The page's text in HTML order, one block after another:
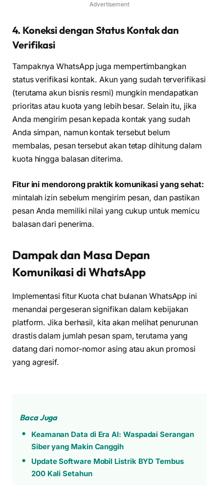
Advertisement
4. Koneksi dengan Status Kontak dan
Verifikasi
Tampaknya WhatsApp juga mempertimbangkan
status verifikasi kontak. Akun yang sudah terverifikasi
(terutama akun bisnis resmi) mungkin mendapatkan
prioritas atau kuota yang lebih besar. Selain itu, jika
Anda mengirim pesan kepada kontak yang sudah
Anda simpan, namun kontak tersebut belum
membalas, pesan tersebut akan tetap dihitung dalam
kuota hingga balasan diterima.
Fitur ini mendorong praktik komunikasi yang sehat:
mintalah izin sebelum mengirim pesan, dan pastikan
pesan Anda memiliki nilai yang cukup untuk memicu
balasan dari penerima.
Dampak dan Masa Depan
Komunikasi di WhatsApp
Implementasi fitur Kuota chat bulanan WhatsApp ini
menandai pergeseran signifikan dalam kebijakan
platform. Jika berhasil, kita akan melihat penurunan
drastis dalam jumlah pesan spam, terutama yang
datang dari nomor-nomor asing atau akun promosi
yang agresif.
Baca Juga
Keamanan Data di Era AI: Waspadai Serangan
Siber yang Makin Canggih
Update Software Mobil Listrik BYD Tembus
200 Kali Setahun